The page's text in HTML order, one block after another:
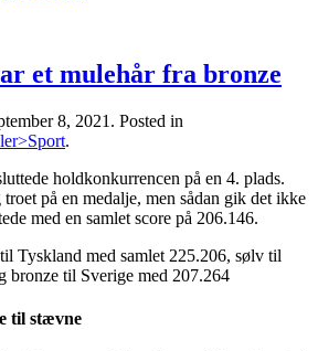
et mulehår fra bronze
8, 2021 . Posted in
.
holdkonkurrencen på en 4. plads.
på en medalje, men sådan gik det ikke
med en samlet score på 206.146.
Tyskland med samlet 225.206, sølv til
bronze til Sverige med 207.264
til stævne